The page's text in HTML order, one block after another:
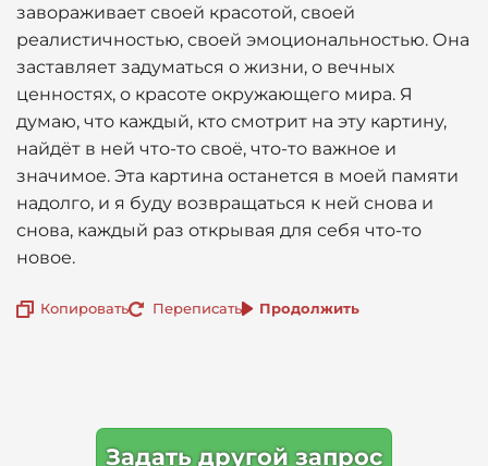
завораживает своей красотой, своей
реалистичностью, своей эмоциональностью. Она
заставляет задуматься о жизни, о вечных
ценностях, о красоте окружающего мира. Я
думаю, что каждый, кто смотрит на эту картину,
найдёт в ней что-то своё, что-то важное и
значимое. Эта картина останется в моей памяти
надолго, и я буду возвращаться к ней снова и
снова, каждый раз открывая для себя что-то
новое.
Копировать Переписать Продолжить
Задать другой запрос